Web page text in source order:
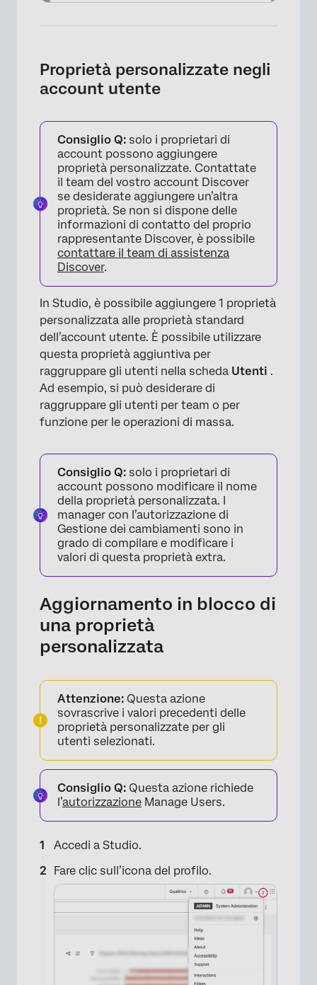
×
Proprietà personalizzate negli
account utente
Consiglio Q: solo i proprietari di
account possono aggiungere
proprietà personalizzate. Contattate
il team del vostro account Discover
se desiderate aggiungere un’altra
proprietà. Se non si dispone delle
informazioni di contatto del proprio
rappresentante Discover, è possibile
contattare il team di assistenza
Discover.
In Studio, è possibile aggiungere 1 proprietà
personalizzata alle proprietà standard
dell’account utente. È possibile utilizzare
questa proprietà aggiuntiva per
raggruppare gli utenti nella scheda Utenti .
Ad esempio, si può desiderare di
raggruppare gli utenti per team o per
funzione per le operazioni di massa.
Consiglio Q: solo i proprietari di
account possono modificare il nome
della proprietà personalizzata. I
manager con l’autorizzazione di
Gestione dei cambiamenti sono in
grado di compilare e modificare i
valori di questa proprietà extra.
Aggiornamento in blocco di
una proprietà
personalizzata
Attenzione: Questa azione
sovrascrive i valori precedenti delle
proprietà personalizzate per gli
utenti selezionati.
Consiglio Q: Questa azione richiede
l’autorizzazione Manage Users.
Accedi a Studio.
Fare clic sull’icona del profilo.